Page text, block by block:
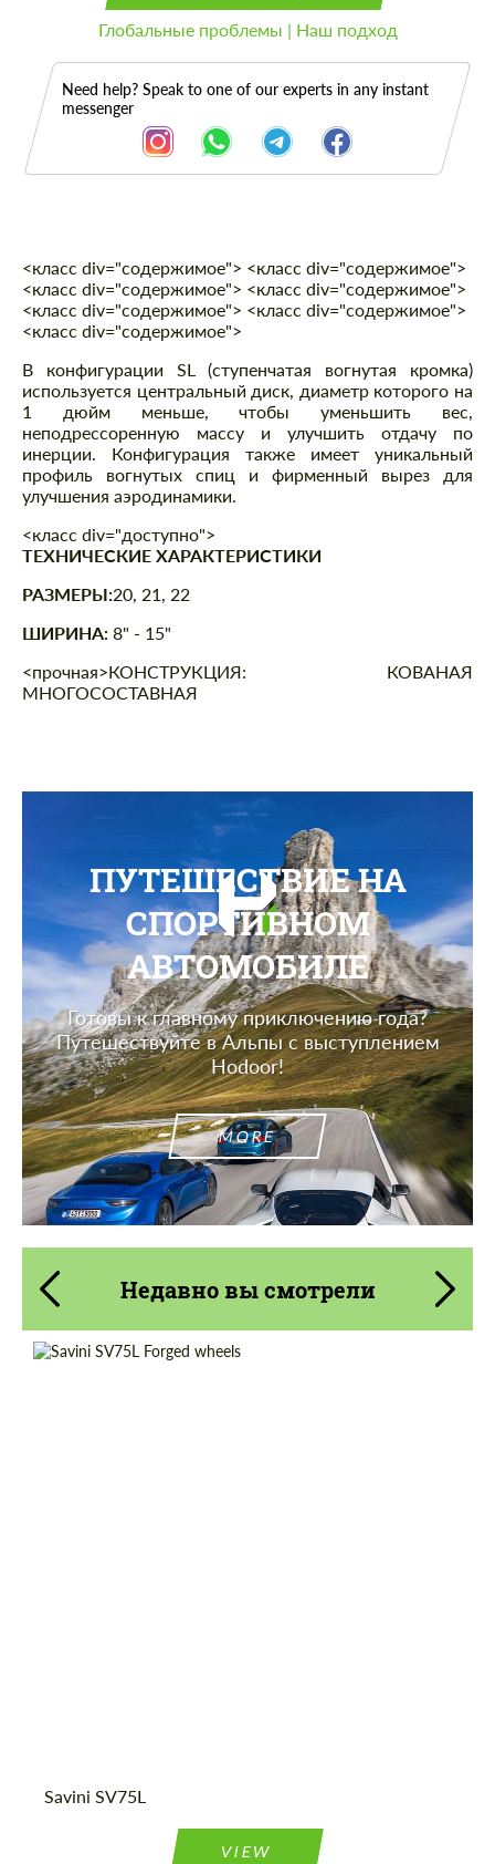
Глобальные проблемы | Наш подход
Need help? Speak to one of our experts in any instant
messenger
Описание
<класс div="содержимое"> <класс div="содержимое">
<класс div="содержимое"> <класс div="содержимое">
<класс div="содержимое"> <класс div="содержимое">
<класс div="содержимое">
В конфигурации SL (ступенчатая вогнутая кромка)
используется центральный диск, диаметр которого на
1 дюйм меньше, чтобы уменьшить вес,
неподрессоренную массу и улучшить отдачу по
инерции. Конфигурация также имеет уникальный
профиль вогнутых спиц и фирменный вырез для
улучшения аэродинамики.
<класс div="доступно">
ТЕХНИЧЕСКИЕ ХАРАКТЕРИСТИКИ
РАЗМЕРЫ:20, 21, 22
ШИРИНА: 8" - 15"
<прочная>КОНСТРУКЦИЯ:
КОВАНАЯ
МНОГОСОСТАВНАЯ
ПУТЕШЕСТВИЕ НА
СПОРТИВНОМ
АВТОМОБИЛЕ
Готовы к главному приключению года?
Путешествуйте в Альпы с выступлением
Hodoor!
MORE
Недавно вы смотрели
Savini SV75L
VIEW